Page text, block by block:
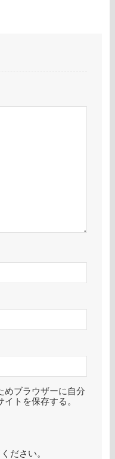
めブラウザーに自分
トを保存する。
ださい。